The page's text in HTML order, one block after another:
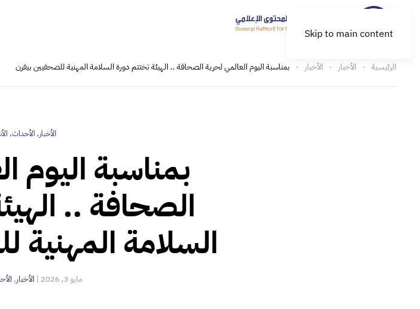
Skip to main content
الرئيسية الأخبار الأخبار بمناسبة اليوم العالمي لحرية الصحافة .. الهيئة تختتم دورة السلامة المهنية للصحفيين بيفرن
الأخبار, الأحداث,
بمناسبة اليوم
الصحافة ..
السلامة المهنية
مايو 3, 2026 | الأخبار,